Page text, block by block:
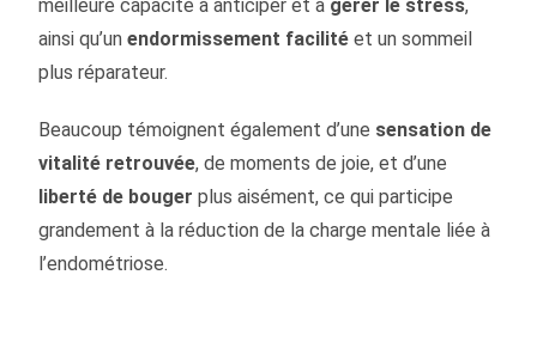
meilleure capacité à anticiper et à gérer le stress,
ainsi qu’unendormissement facilité et un sommeil
plus réparateur.
Beaucoup témoignent également d’une sensation de
vitalité retrouvée, de moments de joie, et d’une
liberté de bouger plus aisément, ce qui participe
grandement à la réduction de la charge mentale liée à
l’endométriose.